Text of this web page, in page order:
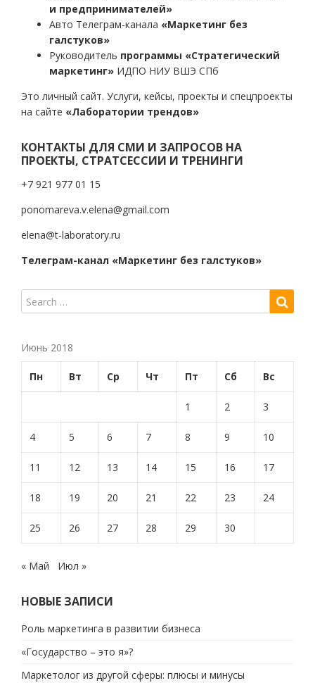
и предпринимателей»
Авто Телеграм-канала «Маркетинг без
галстуков»
Руководитель программы «Стратегический
маркетинг» ИДПО НИУ ВШЭ СПб
Это личный сайт. Услуги, кейсы, проекты и спецпроекты
на сайте «Лаборатории трендов»
КОНТАКТЫ ДЛЯ СМИ И ЗАПРОСОВ НА
ПРОЕКТЫ, СТРАТСЕССИИ И ТРЕНИНГИ
+7 921 977 01 15
ponomareva.v.elena@gmail.com
elena@t-laboratory.ru
Телеграм-канал «Маркетинг без галстуков»
Июнь 2018
Пн Вт Ср Чт Пт Сб Вс
1 2 3
4 5 6 7 8 9 10
11 12 13 14 15 16 17
18 19 20 21 22 23 24
25 26 27 28 29 30
« Май Июл »
НОВЫЕ ЗАПИСИ
Роль маркетинга в развитии бизнеса
«Государство – это я»?
Маркетолог из другой сферы: плюсы и минусы